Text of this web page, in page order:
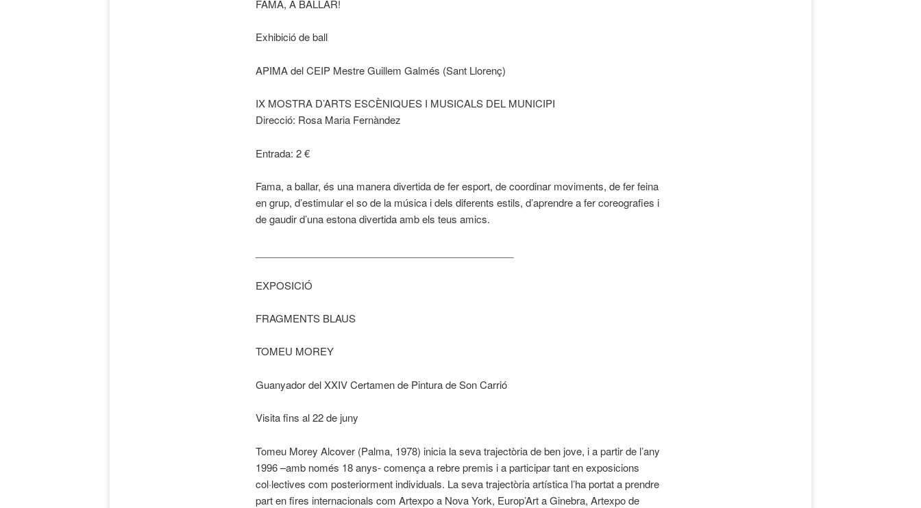
FAMA, A BALLAR!
Exhibició de ball
APIMA del CEIP Mestre Guillem Galmés (Sant Llorenç)
IX MOSTRA D’ARTS ESCÈNIQUES I MUSICALS DEL MUNICIPI
Direcció: Rosa Maria Fernàndez
Entrada: 2 €
Fama, a ballar, és una manera divertida de fer esport, de coordinar moviments, de fer feina
en grup, d’estimular el so de la música i dels diferents estils, d’aprendre a fer coreografies i
de gaudir d’una estona divertida amb els teus amics.
EXPOSICIÓ
FRAGMENTS BLAUS
TOMEU MOREY
Guanyador del XXIV Certamen de Pintura de Son Carrió
Visita fins al 22 de juny
Tomeu Morey Alcover (Palma, 1978) inicia la seva trajectòria de ben jove, i a partir de l’any
1996 –amb només 18 anys- comença a rebre premis i a participar tant en exposicions
col·lectives com posteriorment individuals. La seva trajectòria artística l’ha portat a prendre
part en fires internacionals com Artexpo a Nova York, Europ’Art a Ginebra, Artexpo de